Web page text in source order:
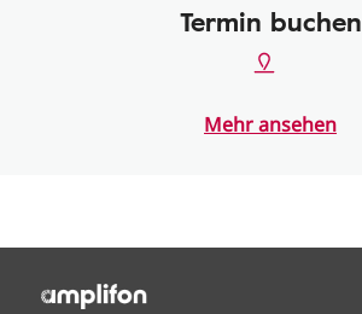
Termin buchen
Mehr ansehen